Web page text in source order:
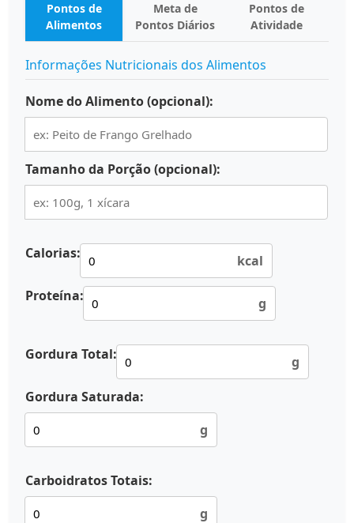
Pontos de
Alimentos
Meta de
Pontos Diários
Pontos de
Atividade
Informações Nutricionais dos Alimentos
Nome do Alimento (opcional):
Tamanho da Porção (opcional):
Calorias:
kcal
Proteína:
g
Gordura Total:
g
Gordura Saturada:
g
Carboidratos Totais:
g